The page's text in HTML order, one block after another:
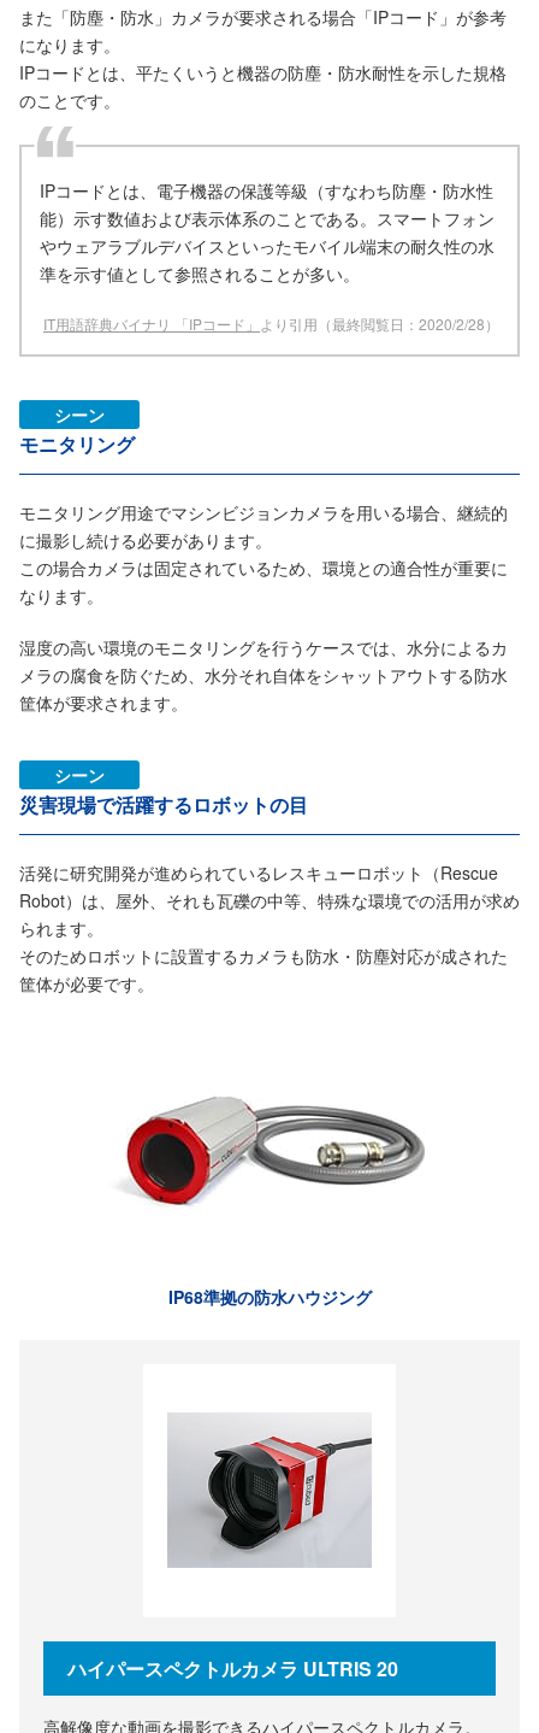
また「防塵・防水」カメラが要求される場合「IPコード」が参考
になります。
IPコードとは、平たくいうと機器の防塵・防水耐性を示した規格
のことです。
IPコードとは、電子機器の保護等級（すなわち防塵・防水性
能）示す数値および表示体系のことである。スマートフォン
やウェアラブルデバイスといったモバイル端末の耐久性の水
準を示す値として参照されることが多い。
IT用語辞典バイナリ 「IPコード」 より引用（最終閲覧日：2020/2/28）
シーン
モニタリング
モニタリング用途でマシンビジョンカメラを用いる場合、継続的
に撮影し続ける必要があります。
この場合カメラは固定されているため、環境との適合性が重要に
なります。
湿度の高い環境のモニタリングを行うケースでは、水分によるカ
メラの腐食を防ぐため、水分それ自体をシャットアウトする防水
筐体が要求されます。
シーン
災害現場で活躍するロボットの目
活発に研究開発が進められているレスキューロボット（Rescue
Robot）は、屋外、それも瓦礫の中等、特殊な環境での活用が求め
られます。
そのためロボットに設置するカメラも防水・防塵対応が成された
筐体が必要です。
IP68準拠の防水ハウジング
ハイパースペクトルカメラ ULTRIS 20
高解像度な動画を撮影できるハイパースペクトルカメラ。